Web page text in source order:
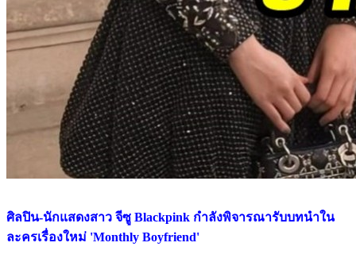
ศิลปิน-นักแสดงสาว จีซู Blackpink กำลังพิจารณารับบทนำใน
ละครเรื่องใหม่ 'Monthly Boyfriend'